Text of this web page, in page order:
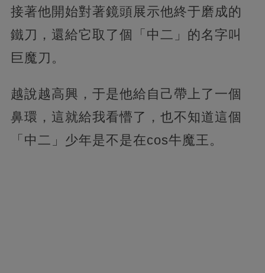
接著他開始對著鏡頭展示他終于磨成的
鐵刀，還給它取了個「中二」的名字叫
巨魔刀。
越說越高興，于是他給自己帶上了一個
鼻環，這就給我看懵了，也不知道這個
「中二」少年是不是在cos牛魔王。